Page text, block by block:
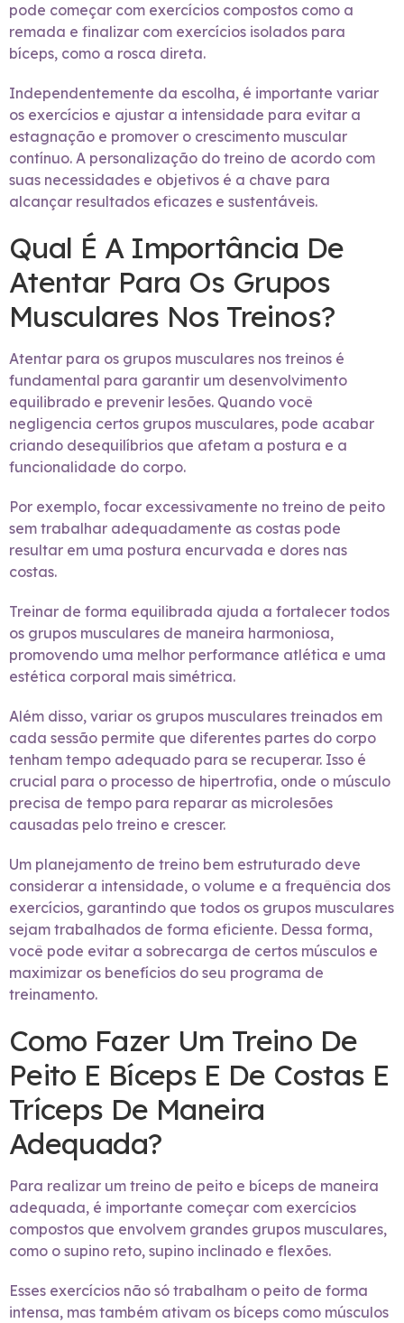
pode começar com exercícios compostos como a
remada e finalizar com exercícios isolados para
bíceps, como a rosca direta.
Independentemente da escolha, é importante variar
os exercícios e ajustar a intensidade para evitar a
estagnação e promover o crescimento muscular
contínuo. A personalização do treino de acordo com
suas necessidades e objetivos é a chave para
alcançar resultados eficazes e sustentáveis.
Qual É A Importância De
Atentar Para Os Grupos
Musculares Nos Treinos?
Atentar para os grupos musculares nos treinos é
fundamental para garantir um desenvolvimento
equilibrado e prevenir lesões. Quando você
negligencia certos grupos musculares, pode acabar
criando desequilíbrios que afetam a postura e a
funcionalidade do corpo.
Por exemplo, focar excessivamente no treino de peito
sem trabalhar adequadamente as costas pode
resultar em uma postura encurvada e dores nas
costas.
Treinar de forma equilibrada ajuda a fortalecer todos
os grupos musculares de maneira harmoniosa,
promovendo uma melhor performance atlética e uma
estética corporal mais simétrica.
Além disso, variar os grupos musculares treinados em
cada sessão permite que diferentes partes do corpo
tenham tempo adequado para se recuperar. Isso é
crucial para o processo de hipertrofia, onde o músculo
precisa de tempo para reparar as microlesões
causadas pelo treino e crescer.
Um planejamento de treino bem estruturado deve
considerar a intensidade, o volume e a frequência dos
exercícios, garantindo que todos os grupos musculares
sejam trabalhados de forma eficiente. Dessa forma,
você pode evitar a sobrecarga de certos músculos e
maximizar os benefícios do seu programa de
treinamento.
Como Fazer Um Treino De
Peito E Bíceps E De Costas E
Tríceps De Maneira
Adequada?
Para realizar um treino de peito e bíceps de maneira
adequada, é importante começar com exercícios
compostos que envolvem grandes grupos musculares,
como o supino reto, supino inclinado e flexões.
Esses exercícios não só trabalham o peito de forma
intensa, mas também ativam os bíceps como músculos